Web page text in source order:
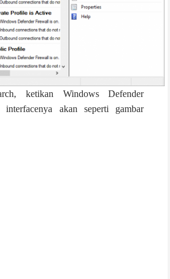
ketikan Windows Defender
interfacenya akan seperti gambar